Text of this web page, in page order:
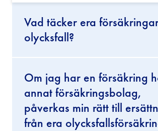
Vad täcker era
olycksfall?
Om jag har en försäkring
annat försäkringsbolag,
påverkas min rätt till
från era